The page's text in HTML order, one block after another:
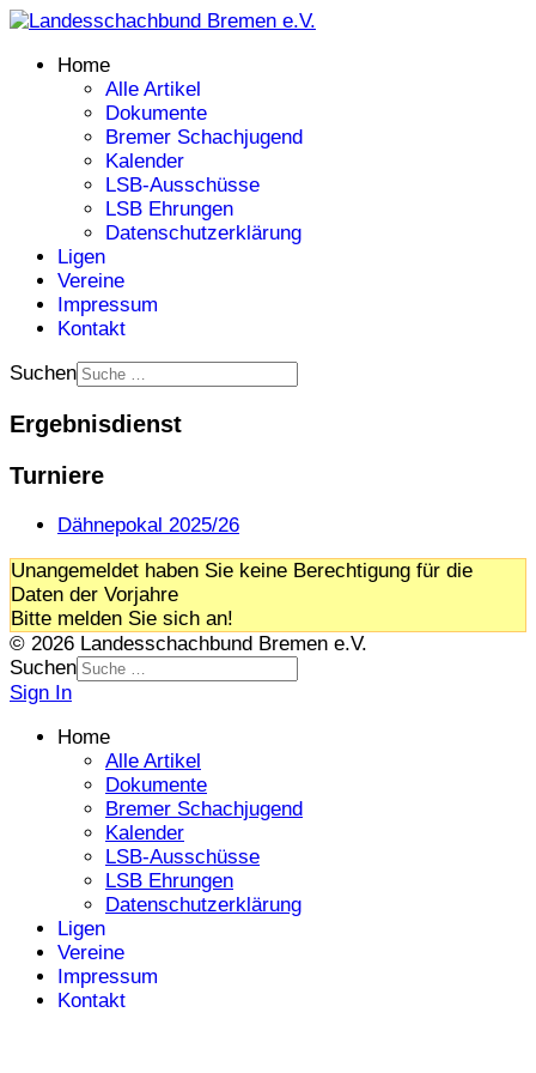
Home
Alle Artikel
Dokumente
Bremer Schachjugend
Kalender
LSB-Ausschüsse
LSB Ehrungen
Datenschutzerklärung
Ligen
Vereine
Impressum
Kontakt
Suchen
Ergebnisdienst
Turniere
Dähnepokal 2025/26
Unangemeldet haben Sie keine Berechtigung für die
Daten der Vorjahre
Bitte melden Sie sich an!
© 2026 Landesschachbund Bremen e.V.
Suchen
Sign In
Home
Alle Artikel
Dokumente
Bremer Schachjugend
Kalender
LSB-Ausschüsse
LSB Ehrungen
Datenschutzerklärung
Ligen
Vereine
Impressum
Kontakt